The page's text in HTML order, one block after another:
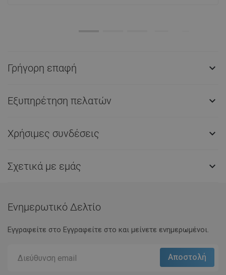
Γρήγορη επαφή 
Εξυπηρέτηση πελατών 
Χρήσιμες συνδέσεις 
Σχετικά με εμάς 
Ενημερωτικό Δελτίο
Εγγραφείτε στο Eγγραφείτε στο και μείνετε ενημερωμένοι.